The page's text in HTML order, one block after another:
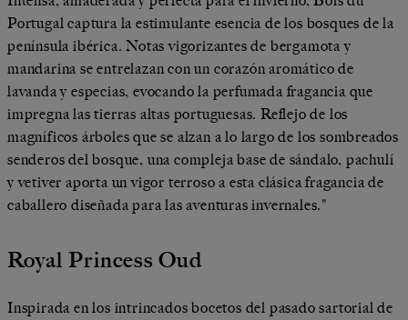
Portugal captura la estimulante esencia de los bosques de la
península ibérica. Notas vigorizantes de bergamota y
mandarina se entrelazan con un corazón aromático de
lavanda y especias, evocando la perfumada fragancia que
impregna las tierras altas portuguesas. Reflejo de los
magníficos árboles que se alzan a lo largo de los sombreados
senderos del bosque, una compleja base de sándalo, pachulí
y vetiver aporta un vigor terroso a esta clásica fragancia de
caballero diseñada para las aventuras invernales."
Royal Princess Oud
Inspirada en los intrincados bocetos del pasado sartorial de